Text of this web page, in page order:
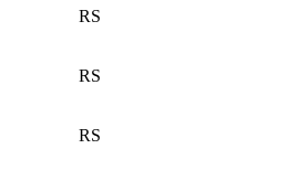
RS
RS
RS